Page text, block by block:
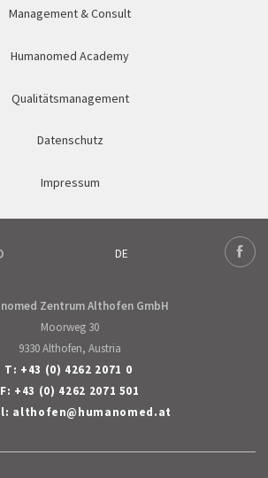
Management & Consult
Humanomed Academy
Qualitätsmanagement
Datenschutz
Impressum
DE
Deutsch
Zentrum Althofen GmbH
Moorweg 30
9330 Althofen, Austria
T: +43 (0) 4262 2071 0
F: +43 (0) 4262 2071 501
althofen@humanomed.at